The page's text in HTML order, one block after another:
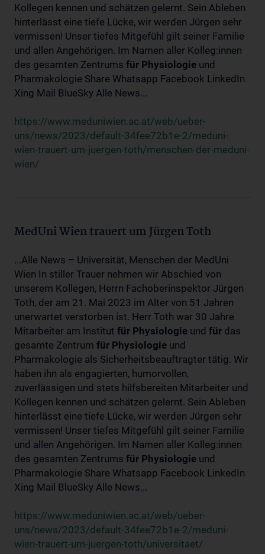
Kollegen kennen und schätzen gelernt. Sein Ableben
hinterlässt eine tiefe Lücke, wir werden Jürgen sehr
vermissen! Unser tiefes Mitgefühl gilt seiner Familie
und allen Angehörigen. Im Namen aller Kolleg:innen
des gesamten Zentrums für Physiologie und
Pharmakologie Share Whatsapp Facebook LinkedIn
Xing Mail BlueSky Alle News...
https://www.meduniwien.ac.at/web/ueber-
uns/news/2023/default-34fee72b1e-2/meduni-
wien-trauert-um-juergen-toth/menschen-der-meduni-
wien/
MedUni Wien trauert um Jürgen Toth
...Alle News – Universität, Menschen der MedUni
Wien In stiller Trauer nehmen wir Abschied von
unserem Kollegen, Herrn Fachoberinspektor Jürgen
Toth, der am 21. Mai 2023 im Alter von 51 Jahren
unerwartet verstorben ist. Herr Toth war 30 Jahre
Mitarbeiter am Institut für Physiologie und für das
gesamte Zentrum für Physiologie und
Pharmakologie als Sicherheitsbeauftragter tätig. Wir
haben ihn als engagierten, humorvollen,
zuverlässigen und stets hilfsbereiten Mitarbeiter und
Kollegen kennen und schätzen gelernt. Sein Ableben
hinterlässt eine tiefe Lücke, wir werden Jürgen sehr
vermissen! Unser tiefes Mitgefühl gilt seiner Familie
und allen Angehörigen. Im Namen aller Kolleg:innen
des gesamten Zentrums für Physiologie und
Pharmakologie Share Whatsapp Facebook LinkedIn
Xing Mail BlueSky Alle News...
https://www.meduniwien.ac.at/web/ueber-
uns/news/2023/default-34fee72b1e-2/meduni-
wien-trauert-um-juergen-toth/universitaet/